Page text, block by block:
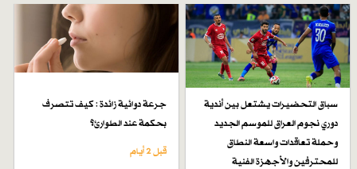
سباق التحضيرات يشتعل بين أندية
دوري نجوم العراق للموسم الجديد
وحملة تعاقدات واسعة النطاق
للمحترفين والأجهزة الفنية
جرعة دوائية زائدة : كيف تتصرف
بحكمة عند الطوارئ؟
قبل 2 أيام